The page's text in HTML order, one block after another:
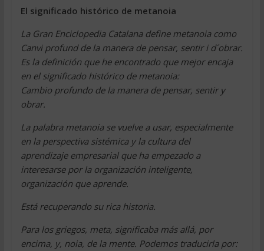
El significado histórico de metanoia
La Gran Enciclopedia Catalana define metanoia como
Canvi profund de la manera de pensar, sentir i d´obrar.
Es la definición que he encontrado que mejor encaja
en el significado histórico de metanoia:
Cambio profundo de la manera de pensar, sentir y
obrar.
La palabra metanoia se vuelve a usar, especialmente
en la perspectiva sistémica y la cultura del
aprendizaje empresarial que ha empezado a
interesarse por la organización inteligente,
organización que aprende.
Está recuperando su rica historia.
Para los griegos, meta, significaba más allá, por
encima, y, noia, de la mente. Podemos traducirla por: